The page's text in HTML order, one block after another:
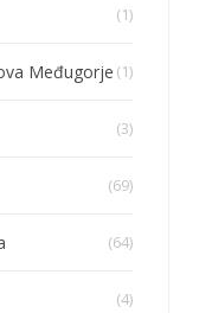
(1)
Međugorje (1)
(3)
(69)
(64)
(4)